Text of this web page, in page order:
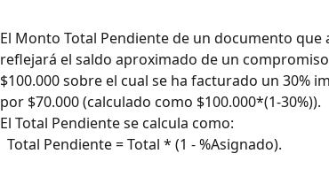
El Monto Total Pendiente de un documento
reflejará el saldo aproximado de un
$100.000 sobre el cual se ha facturado un 30%
por $70.000 (calculado como $100.000*(1-30%)).
El Total Pendiente se calcula como:
  Total Pendiente = Total * (1 - %Asignado).